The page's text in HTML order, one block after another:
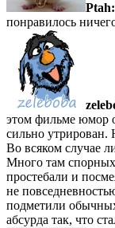
Ptah:
понравилось
этом фильме юмор
сильно утрирован.
Во всяком случае
Много там
простебали и
не
подметили
абсурда так, что